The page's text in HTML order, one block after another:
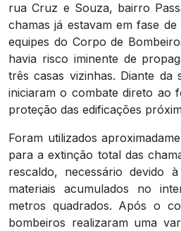
rua Cruz e Souza, bairro
chamas já estavam em fase
equipes do Corpo de
havia risco iminente de
três casas vizinhas. Diante da
iniciaram o combate direto ao
proteção das edificações
Foram utilizados
para a extinção total das
rescaldo, necessário devido
materiais acumulados no
metros quadrados. Após o
bombeiros realizaram uma